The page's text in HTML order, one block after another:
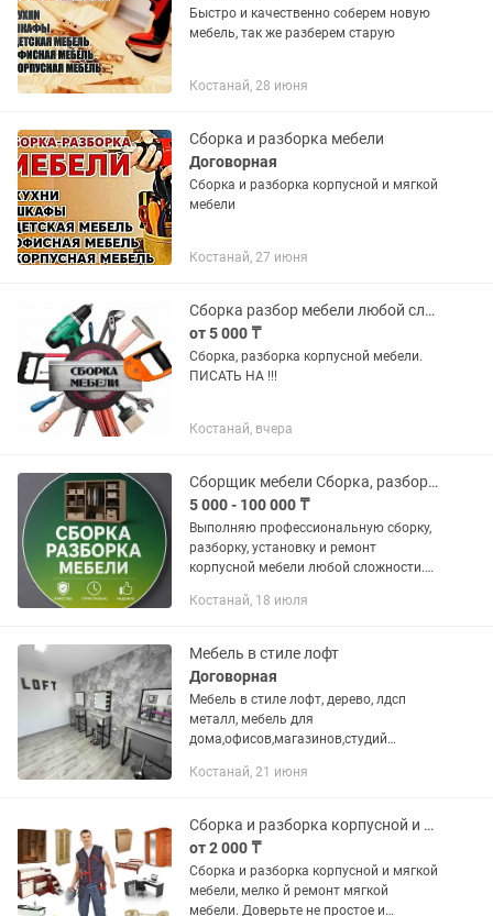
Быстро и качественно соберем новую
мебель, так же разберем старую
Костанай, 28 июня
Сборка и разборка мебели
Договорная
Сборка и разборка корпусной и мягкой
мебели
Костанай, 27 июня
Сборка разбор мебели любой сложности
от 5 000 ₸
Сборка, разборка корпусной мебели.
ПИСАТЬ НА !!!
Костанай, вчера
Сборщик мебели Сборка, разборка и ремонт мебели Услуги мебельщика
5 000 - 100 000 ₸
Выполняю профессиональную сборку,
разборку, установку и ремонт
корпусной мебели любой сложности.
— разборка мебели; — ремонт мебели;
Костанай, 18 июля
Мебель в стиле лофт
Договорная
Мебель в стиле лофт, дерево, лдсп
металл, мебель для
дома,офисов,магазинов,студий
отдыха, скамейки стулья диваны и
прочие...
Костанай, 21 июня
Сборка и разборка корпусной и мягкой мебели, мелко й ремонт мебели
от 2 000 ₸
Сборка и разборка корпусной и мягкой
мебели, мелко й ремонт мягкой
мебели. Доверьте не простое и